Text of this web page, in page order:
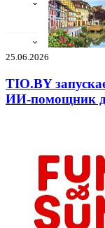
25.06.2026
TIO.BY
ИИ-помощник